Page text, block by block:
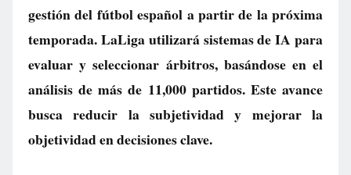
gestión del fútbol español a partir de la próxima
temporada. LaLiga utilizará sistemas de IA para
evaluar y seleccionar árbitros, basándose en el
análisis de más de 11,000 partidos. Este avance
busca reducir la subjetividad y mejorar la
objetividad en decisiones clave.